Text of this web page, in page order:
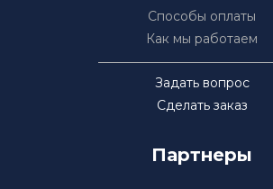
Способы оплаты
Как мы работаем
Задать вопрос
Сделать заказ
Партнеры